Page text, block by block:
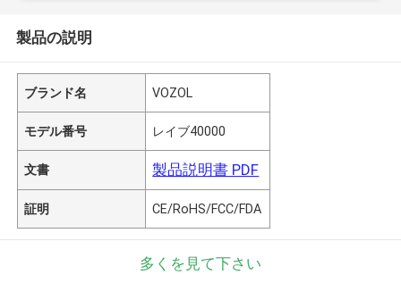
製品の説明
ブランド名 VOZOL
モデル番号 レイブ40000
文書 製品説明書 PDF
証明 CE/RoHS/FCC/FDA
多くを見て下さい